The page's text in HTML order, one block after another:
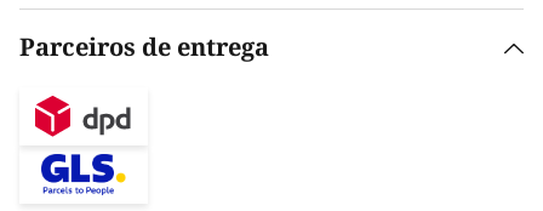
Parceiros de entrega